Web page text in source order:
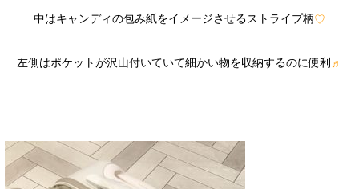
中はキャンディの包み紙をイメージさせるストライプ柄♡
左側はポケットが沢山付いていて細かい物を収納するのに便利 ♬